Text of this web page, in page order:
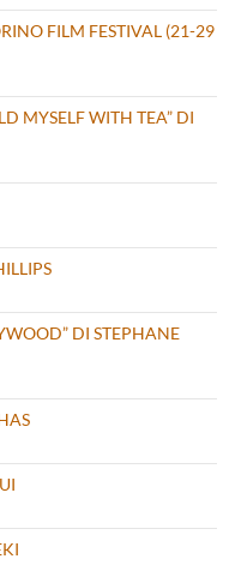
FILM FESTIVAL (21-29
MYSELF WITH TEA” DI
DI STEPHANE